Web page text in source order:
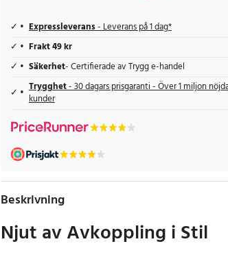
Expressleverans- Leverans på 1 dag*
Frakt 49 kr
Säkerhet- Certifierade av Trygg e-handel
Trygghet- 30 dagars prisgaranti - Över 1 miljon
kunder
Beskrivning
Njut av Avkoppling i Stil